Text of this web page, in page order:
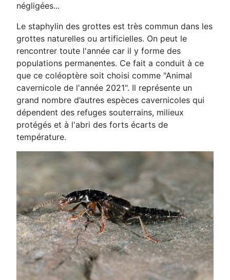
négligées...
Le staphylin des grottes est très commun dans les
grottes naturelles ou artificielles. On peut le
rencontrer toute l'année car il y forme des
populations permanentes. Ce fait a conduit à ce
que ce coléoptère soit choisi comme "Animal
cavernicole de l'année 2021". Il représente un
grand nombre d’autres espèces cavernicoles qui
dépendent des refuges souterrains, milieux
protégés et à l'abri des forts écarts de
température.